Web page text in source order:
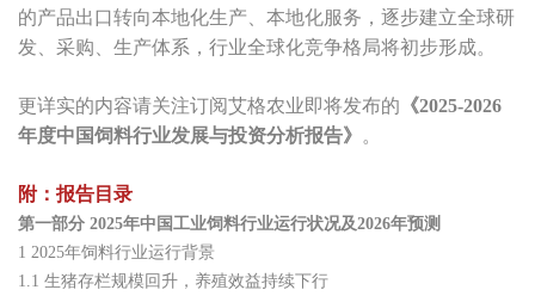
的产品出口转向本地化生产、本地化服务，逐步建立全球研
发、采购、生产体系，行业全球化竞争格局将初步形成。
更详实的内容请关注订阅艾格农业即将发布的 《2025-2026
年度中国饲料行业发展与投资分析报告》 。
附：报告目录
第一部分 2025年中国工业饲料行业运行状况及2026年预测
1 2025年饲料行业运行背景
1.1 生猪存栏规模回升，养殖效益持续下行